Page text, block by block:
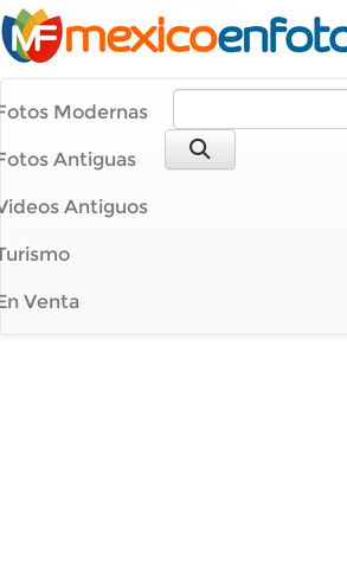
Modernas
Antiguas
Antiguos
Venta